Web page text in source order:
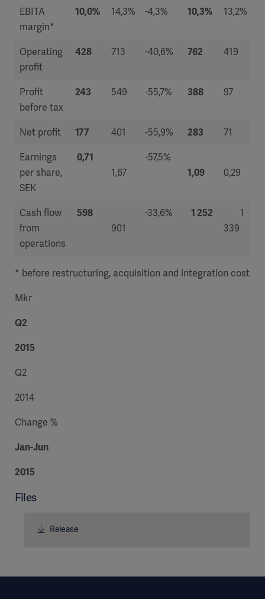
EBITA
margin*
10,0% 14,3% -4,3% 10,3% 13,2%
Operating
profit
428 713 -40,6% 762 419
Profit
before tax
243 549 -55,7% 388 97
Net profit 177 401 -55,9% 283
71
Earnings
per share,
SEK
0,71
1,67
-57,5%
1,09
0,29
Cash flow
from
operations
598
901
-33,6% 1 252
1
339
* before restructuring, acquisition and integration cost
Mkr
Q2
2015
Q2
2014
Change %
Jan-Jun
2015
Files
Release